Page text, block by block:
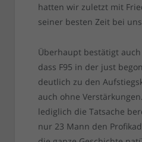
hatten wir zuletzt mit
seiner besten Zeit bei
Überhaupt bestätigt
dass F95 in der just
deutlich zu den
auch ohne
lediglich die Tatsache
nur 23 Mann den